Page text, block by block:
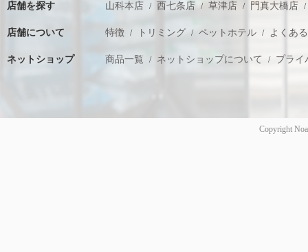
店舗を探す 山科本店 西七条店 草津店 門真大橋店
店舗について 特徴 トリミング ペットホテル よくあ
ネットショップ 商品一覧 ネットショップについて プライ
Copyright